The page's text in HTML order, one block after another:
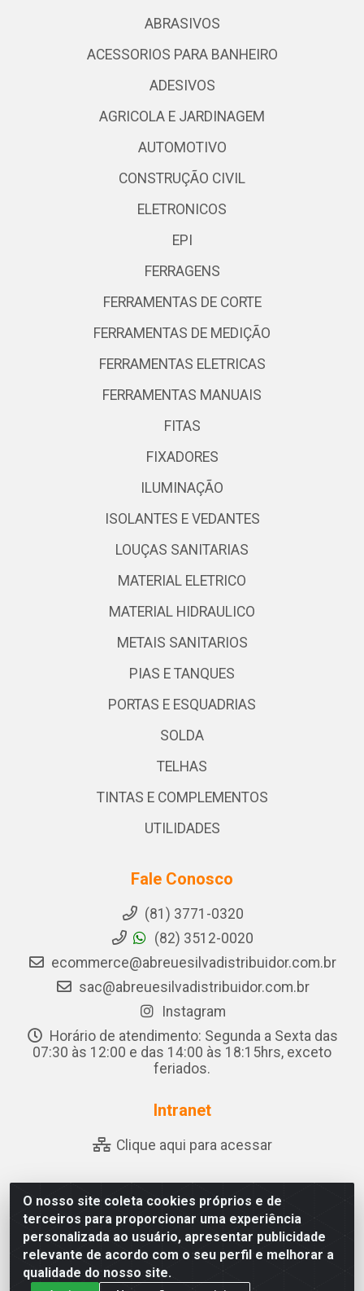
O nosso site coleta cookies próprios e de
terceiros para proporcionar uma experiência
personalizada ao usuário, apresentar publicidade
relevante de acordo com o seu perfil e melhorar a
qualidade do nosso site.
ABRASIVOS
ACESSORIOS PARA BANHEIRO
ADESIVOS
AGRICOLA E JARDINAGEM
AUTOMOTIVO
CONSTRUÇÃO CIVIL
ELETRONICOS
EPI
FERRAGENS
FERRAMENTAS DE CORTE
FERRAMENTAS DE MEDIÇÃO
FERRAMENTAS ELETRICAS
FERRAMENTAS MANUAIS
FITAS
FIXADORES
ILUMINAÇÃO
ISOLANTES E VEDANTES
LOUÇAS SANITARIAS
MATERIAL ELETRICO
MATERIAL HIDRAULICO
METAIS SANITARIOS
PIAS E TANQUES
PORTAS E ESQUADRIAS
SOLDA
TELHAS
TINTAS E COMPLEMENTOS
UTILIDADES
Fale Conosco
(81) 3771-0320
(82) 3512-0020
ecommerce@abreuesilvadistribuidor.com.br
sac@abreuesilvadistribuidor.com.br
Instagram
Horário de atendimento: Segunda a Sexta das
07:30 às 12:00 e das 14:00 às 18:15hrs, exceto
feriados.
Intranet
Clique aqui para acessar
Abreu & Silva - Rua Padre Jose de Souza Leite, 265 - Ariado,
Olho D'Água das Flores/AL - CEP 57.442-000 - CNPJ
04.790.656/0001-06